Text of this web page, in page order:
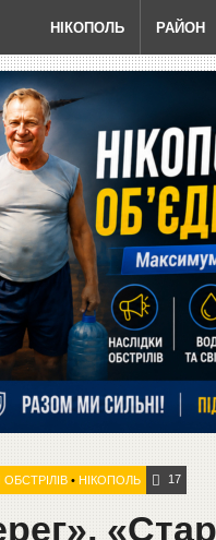
НІКОПОЛЬ РАЙОН
• НІКОПОЛЬ 17